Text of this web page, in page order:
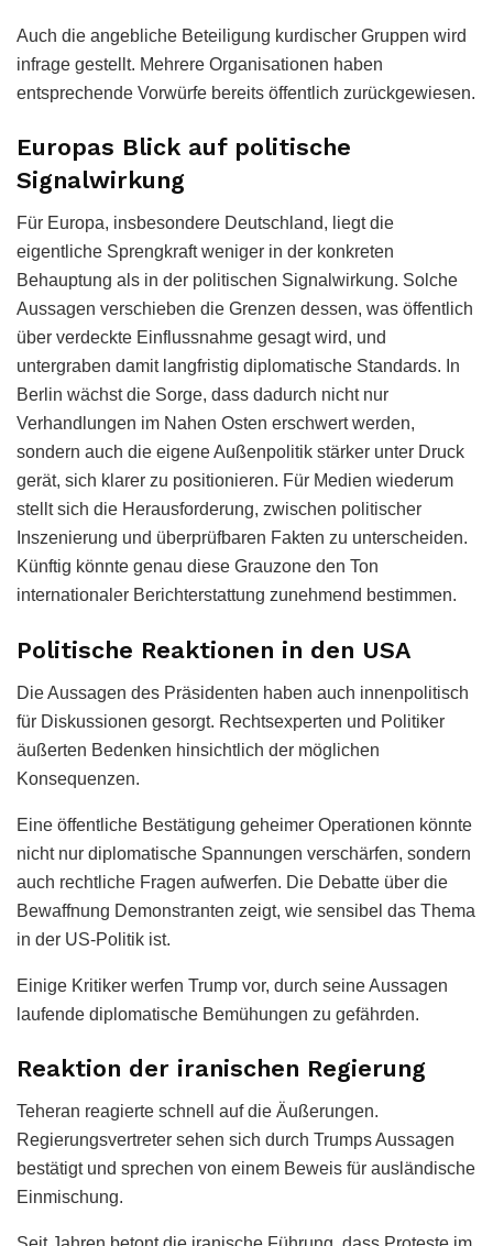
Auch die angebliche Beteiligung kurdischer Gruppen wird
infrage gestellt. Mehrere Organisationen haben
entsprechende Vorwürfe bereits öffentlich zurückgewiesen.
Europas Blick auf politische
Signalwirkung
Für Europa, insbesondere Deutschland, liegt die
eigentliche Sprengkraft weniger in der konkreten
Behauptung als in der politischen Signalwirkung. Solche
Aussagen verschieben die Grenzen dessen, was öffentlich
über verdeckte Einflussnahme gesagt wird, und
untergraben damit langfristig diplomatische Standards. In
Berlin wächst die Sorge, dass dadurch nicht nur
Verhandlungen im Nahen Osten erschwert werden,
sondern auch die eigene Außenpolitik stärker unter Druck
gerät, sich klarer zu positionieren. Für Medien wiederum
stellt sich die Herausforderung, zwischen politischer
Inszenierung und überprüfbaren Fakten zu unterscheiden.
Künftig könnte genau diese Grauzone den Ton
internationaler Berichterstattung zunehmend bestimmen.
Politische Reaktionen in den USA
Die Aussagen des Präsidenten haben auch innenpolitisch
für Diskussionen gesorgt. Rechtsexperten und Politiker
äußerten Bedenken hinsichtlich der möglichen
Konsequenzen.
Eine öffentliche Bestätigung geheimer Operationen könnte
nicht nur diplomatische Spannungen verschärfen, sondern
auch rechtliche Fragen aufwerfen. Die Debatte über die
Bewaffnung Demonstranten zeigt, wie sensibel das Thema
in der US-Politik ist.
Einige Kritiker werfen Trump vor, durch seine Aussagen
laufende diplomatische Bemühungen zu gefährden.
Reaktion der iranischen Regierung
Teheran reagierte schnell auf die Äußerungen.
Regierungsvertreter sehen sich durch Trumps Aussagen
bestätigt und sprechen von einem Beweis für ausländische
Einmischung.